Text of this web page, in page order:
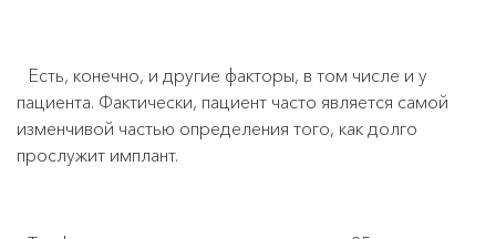
Есть, конечно, и другие факторы, в том числе и у
пациента. Фактически, пациент часто является самой
изменчивой частью определения того, как долго
прослужит имплант.